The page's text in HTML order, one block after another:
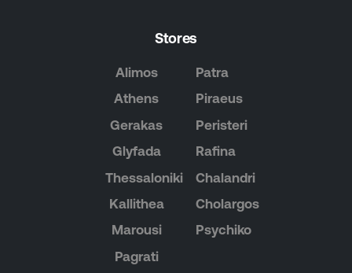
Stores
Alimos
Athens
Gerakas
Glyfada
Thessaloniki
Kallithea
Marousi
Pagrati
Patra
Piraeus
Peristeri
Rafina
Chalandri
Cholargos
Psychiko